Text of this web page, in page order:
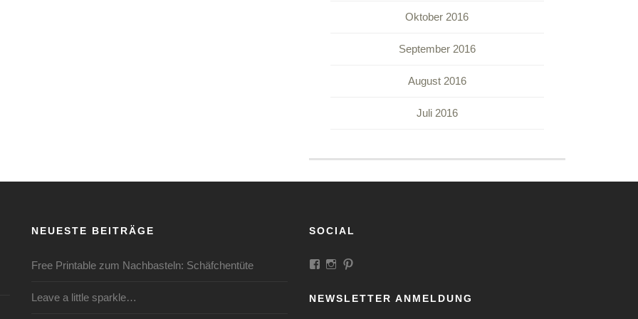
Oktober 2016
September 2016
August 2016
Juli 2016
NEUESTE BEITRÄGE
Free Printable zum Nachbasteln: Schäfchentüte
Leave a little sparkle…
SOCIAL
Profil
auf
Profil
auf
Profil
auf
NEWSLETTER ANMELDUNG